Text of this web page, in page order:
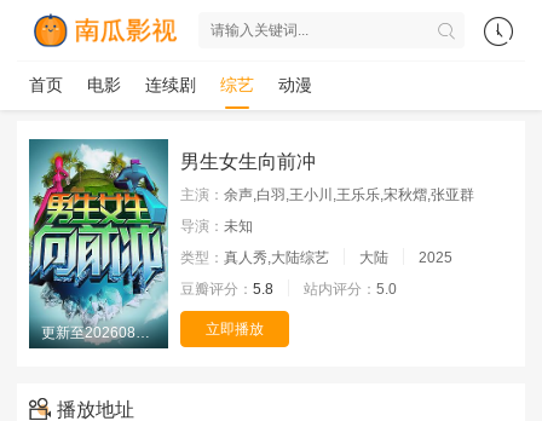
首页 电影 连续剧 综艺 动漫
更新至20260809期
男生女生向前冲
主演： 余声,白羽,王小川,王乐乐,宋秋熠,张亚群
导演： 未知
类型： 真人秀,大陆综艺 大陆
2025
豆瓣评分： 5.8 站内评分： 5.0
立即播放
播放地址